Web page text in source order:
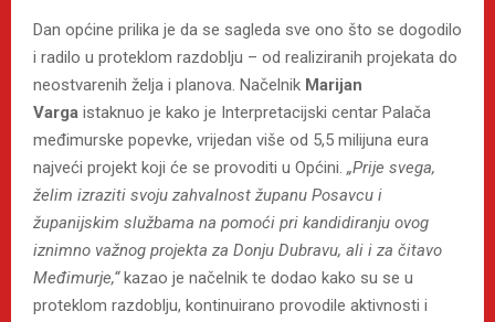
Dan općine prilika je da se sagleda sve ono što se dogodilo
i radilo u proteklom razdoblju – od realiziranih projekata do
neostvarenih želja i planova. Načelnik Marijan
Varga istaknuo je kako je Interpretacijski centar Palača
međimurske popevke, vrijedan više od 5,5 milijuna eura
najveći projekt koji će se provoditi u Općini. „Prije svega,
želim izraziti svoju zahvalnost županu Posavcu i
županijskim službama na pomoći pri kandidiranju ovog
iznimno važnog projekta za Donju Dubravu, ali i za čitavo
Međimurje,“ kazao je načelnik te dodao kako su se u
proteklom razdoblju, kontinuirano provodile aktivnosti i